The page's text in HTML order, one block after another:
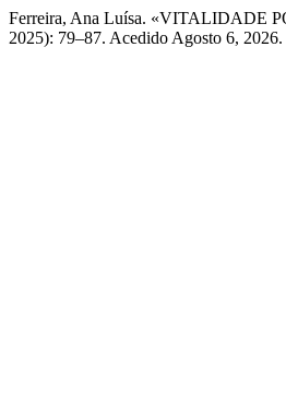
Ferreira, Ana Luísa. «VITALIDADE
2025): 79–87. Acedido Agosto 6,